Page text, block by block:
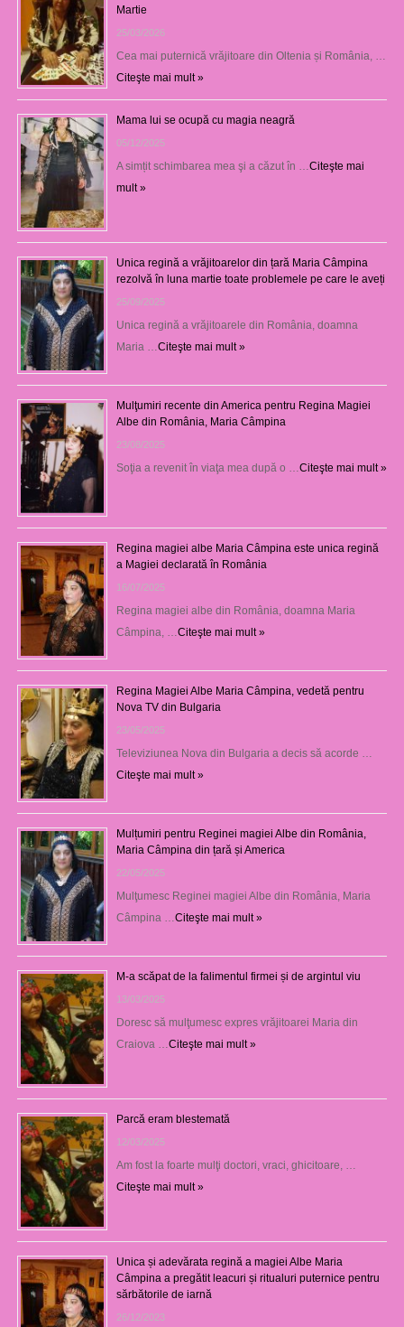
Martie
25/03/2026
Cea mai puternică vrăjitoare din Oltenia și România, …
Citeşte mai mult »
Mama lui se ocupă cu magia neagră
05/12/2025
A simțit schimbarea mea şi a căzut în … Citeşte mai
mult »
Unica regină a vrăjitoarelor din țară Maria Câmpina
rezolvă în luna martie toate problemele pe care le aveți
25/09/2025
Unica regină a vrăjitoarele din România, doamna
Maria … Citeşte mai mult »
Mulţumiri recente din America pentru Regina Magiei
Albe din România, Maria Câmpina
23/08/2025
Soţia a revenit în viaţa mea după o … Citeşte mai mult »
Regina magiei albe Maria Câmpina este unica regină
a Magiei declarată în România
16/07/2025
Regina magiei albe din România, doamna Maria
Câmpina, … Citeşte mai mult »
Regina Magiei Albe Maria Câmpina, vedetă pentru
Nova TV din Bulgaria
23/05/2025
Televiziunea Nova din Bulgaria a decis să acorde …
Citeşte mai mult »
Mulțumiri pentru Reginei magiei Albe din România,
Maria Câmpina din țară și America
22/05/2025
Mulţumesc Reginei magiei Albe din România, Maria
Câmpina … Citeşte mai mult »
M-a scăpat de la falimentul firmei și de argintul viu
13/03/2025
Doresc să mulţumesc expres vrăjitoarei Maria din
Craiova … Citeşte mai mult »
Parcă eram blestemată
12/03/2025
Am fost la foarte mulţi doctori, vraci, ghicitoare, …
Citeşte mai mult »
Unica și adevărata regină a magiei Albe Maria
Câmpina a pregătit leacuri și ritualuri puternice pentru
sărbătorile de iarnă
26/12/2023